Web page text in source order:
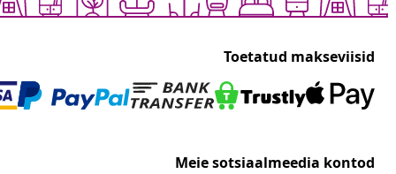
Toetatud makseviisid
Meie sotsiaalmeedia kontod